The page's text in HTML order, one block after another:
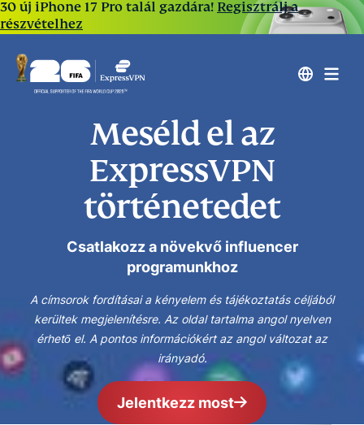
30 új iPhone 17 Pro talál gazdára! Regisztrálj a
részvételhez
Meséld el az
ExpressVPN
történetedet
Csatlakozz a növekvő influencer
programunkhoz
A címsorok fordításai a kényelem és tájékoztatás céljából
kerültek megjelenítésre. Az oldal tartalma angol nyelven
érhető el. A pontos információkért az angol változat az
irányadó.
Jelentkezz most